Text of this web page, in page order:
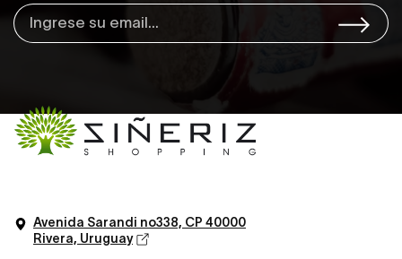
Avenida Sarandi no338, CP 40000
Rivera, Uruguay